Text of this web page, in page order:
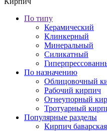
По типу
Керамический
Клинкерный
Минеральный
Силикатный
По назначению
Облицовочный
Рабочий кирпич
Огнеупорный
Тротуарный
Популярные разделы
Кирпич